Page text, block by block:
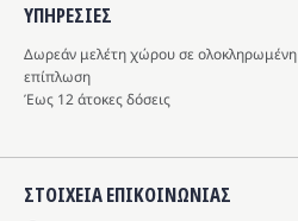
ΥΠΗΡΕΣIΕΣ
Δωρεάν μελέτη χώρου σε ολοκληρωμένη
επίπλωση
Έως 12 άτοκες δόσεις
ΣΤΟΙΧΕΙΑ ΕΠΙΚΟΙΝΩΝΙΑΣ